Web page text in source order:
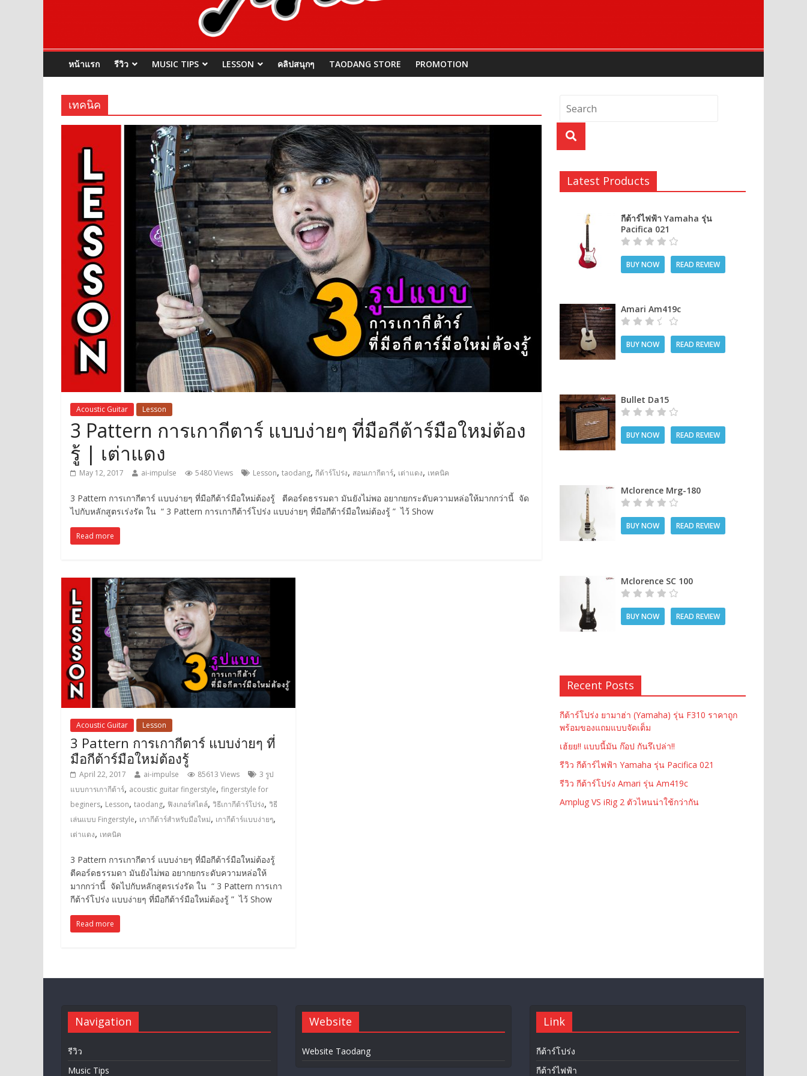
หน้าแรก รีวิว MUSIC TIPS LESSON คลิปสนุกๆ TAODANG STORE PROMOTION
เทคนิค
Acoustic Guitar Lesson
3 Pattern การเกากีตาร์ แบบง่ายๆ ที่มือกีต้าร์มือใหม่ต้อง
รู้ | เต่าแดง
May 12, 2017 ai-impulse 5480 Views Lesson, taodang, กีต้าร์โปร่ง, สอนเกากีตาร์, เต่าแดง, เทคนิค
3 Pattern การเกากีตาร์ แบบง่ายๆ ที่มือกีต้าร์มือใหม่ต้องรู้ ตีคอร์ดธรรมดา มันยังไม่พอ อยากยกระดับความหล่อให้มากกว่านี้ จัด
ไปกับหลักสูตรเร่งรัด ใน “ 3 Pattern การเกากีต้าร์โปร่ง แบบง่ายๆ ที่มือกีต้าร์มือใหม่ต้องรู้ ” ไว้ Show
Read more
Acoustic Guitar Lesson
3 Pattern การเกากีตาร์ แบบง่ายๆ ที่
มือกีต้าร์มือใหม่ต้องรู้
April 22, 2017 ai-impulse 85613 Views
3 รูป
แบบการเกากีต้าร์, acoustic guitar fingerstyle, fingerstyle for
beginers, Lesson, taodang, ฟิงเกอร์สไตล์, วิธีเกากีต้าร์โปร่ง, วิธี
เล่นแบบ Fingerstyle, เกากีต้าร์สำหรับมือใหม่, เกากีต้าร์แบบง่ายๆ,
เต่าแดง, เทคนิค
3 Pattern การเกากีตาร์ แบบง่ายๆ ที่มือกีต้าร์มือใหม่ต้องรู้
ตีคอร์ดธรรมดา มันยังไม่พอ อยากยกระดับความหล่อให้
มากกว่านี้ จัดไปกับหลักสูตรเร่งรัด ใน “ 3 Pattern การเกา
กีต้าร์โปร่ง แบบง่ายๆ ที่มือกีต้าร์มือใหม่ต้องรู้ ” ไว้ Show
Read more
Latest Products
กีต้าร์ไฟฟ้า Yamaha รุ่น
Pacifica 021
BUY NOW READ REVIEW
Amari Am419c
BUY NOW READ REVIEW
Bullet Da15
BUY NOW READ REVIEW
Mclorence Mrg-180
BUY NOW READ REVIEW
Mclorence SC 100
BUY NOW READ REVIEW
Recent Posts
กีต้าร์โปร่ง ยามาฮ่า (Yamaha) รุ่น F310 ราคาถูก
พร้อมของแถมแบบจัดเต็ม
เฮ้ยย!! แบบนี้มัน ก๊อป กันรึเปล่า!!
รีวิว กีต้าร์ไฟฟ้า Yamaha รุ่น Pacifica 021
รีวิว กีต้าร์โปร่ง Amari รุ่น Am419c
Amplug VS iRig 2 ตัวไหนน่าใช้กว่ากัน
Navigation
รีวิว
Music Tips
Website
Website Taodang
Link
กีต้าร์โปร่ง
กีต้าร์ไฟฟ้า